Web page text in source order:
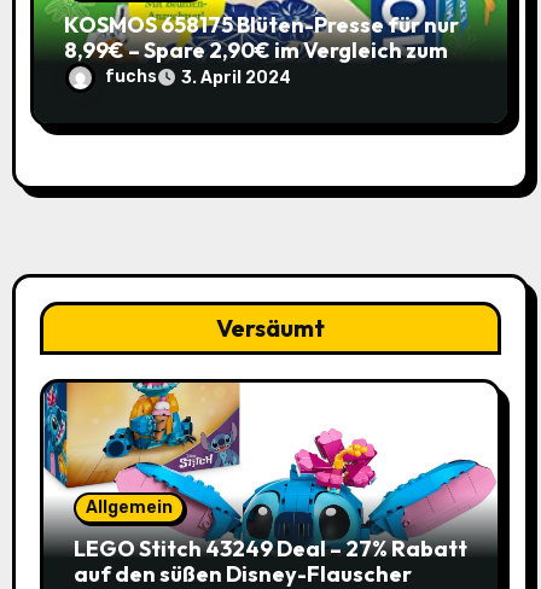
KOSMOS 658175 Blüten-Presse für nur
8,99€ – Spare 2,90€ im Vergleich zum
alten Preis!
fuchs 3. April 2024
Versäumt
Allgemein
LEGO Stitch 43249 Deal – 27% Rabatt
auf den süßen Disney-Flauscher